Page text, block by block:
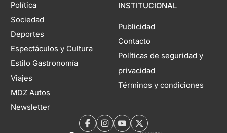
Política
Sociedad
Deportes
Espectáculos y Cultura
Estilo Gastronomía
Viajes
MDZ Autos
Newsletter
INSTITUCIONAL
Publicidad
Contacto
Políticas de seguridad y
privacidad
Términos y condiciones